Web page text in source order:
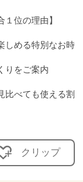
１位の理由】
める特別なお時
りをご案内
べても使える割
クリップ